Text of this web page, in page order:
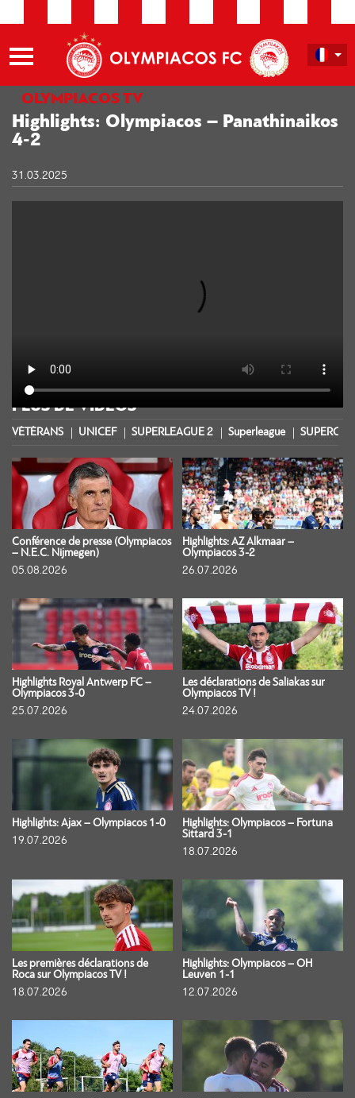
OLYMPIACOS TV
Highlights: Olympiacos – Panathinaikos
4-2
31.03.2025
PLUS DE VIDÉOS
VÉTÉRANS UNICEF SUPERLEAGUE 2 Superleague
Conférence de presse (Olympiacos
– N.E.C. Nijmegen)
05.08.2026
Highlights: AZ Alkmaar –
Olympiacos 3-2
26.07.2026
Highlights Royal Antwerp FC –
Olympiacos 3-0
25.07.2026
Les déclarations de Saliakas sur
Olympiacos TV !
24.07.2026
Highlights: Ajax – Olympiacos 1-0
19.07.2026
Highlights: Olympiacos – Fortuna
Sittard 3-1
18.07.2026
Les premières déclarations de
Roca sur Olympiacos TV !
18.07.2026
Highlights: Olympiacos – OH
Leuven 1-1
12.07.2026